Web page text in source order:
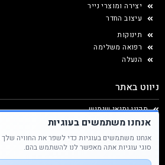
יצירה ומוצרי נייר
עיצוב החדר
תינוקות
רפואה משלימה
הנעלה
ניווט באתר
תקנון ותנאי שימוש
מדיניות משלוחים
החלפות \ החזרות
עגלת קניות
צור קשר ושעות פעילות
אנחנו משתמשים בעוגיות
אנחנו משתמשים בעוגיות כדי לשפר את החוויה
סוגי עוגיות אתה מאפשר לנו להשתמש בהם.